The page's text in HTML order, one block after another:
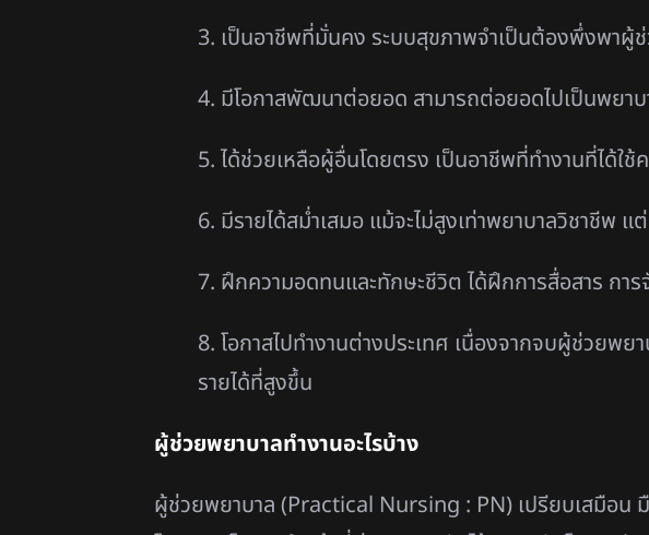
3. เป็นอาชีพที่มั่นคง ระบบสุขภาพจำเป็นต้องพึ่งพาผู้
4. มีโอกาสพัฒนาต่อยอด สามารถต่อยอดไปเป็นพยา
5. ได้ช่วยเหลือผู้อื่นโดยตรง เป็นอาชีพที่ทำงานที่ได้ใ
6. มีรายได้สม่ำเสมอ แม้จะไม่สูงเท่าพยาบาลวิชาชีพ
7. ฝึกความอดทนและทักษะชีวิต ได้ฝึกการสื่อสาร การ
8. โอกาสไปทำงานต่างประเทศ เนื่องจากจบผู้ช่วยพ
รายได้ที่สูงขึ้น
ผู้ช่วยพยาบาลทำงานอะไรบ้าง
ผู้ช่วยพยาบาล (Practical Nursing : PN) เปรียบเสมือน